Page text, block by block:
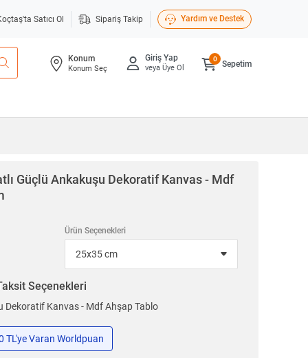
Satıcı Ol Sipariş Takip Yardım ve Destek
Konum
Konum Seç
Giriş Yap
veya Üye Ol Sepetim
0
Güçlü Ankakuşu Dekoratif Kanvas - Mdf
Ürün Seçenekleri
Seçenekleri
Dekoratif Kanvas - Mdf Ahşap Tablo
TL'ye Varan Worldpuan